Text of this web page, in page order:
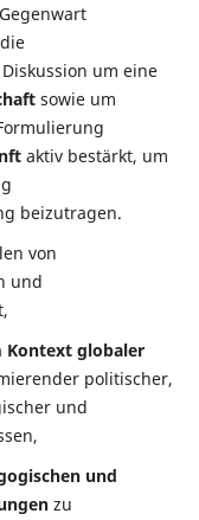
um eine
sowie um
aktiv bestärkt, um
beizutragen.
von
und
globaler
politischer,
und
und
zu